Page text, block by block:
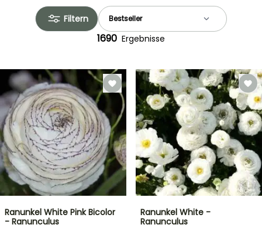
Filtern
1690 Ergebnisse
Ranunkel White Pink Bicolor
- Ranunculus
Ranunkel White -
Ranunculus